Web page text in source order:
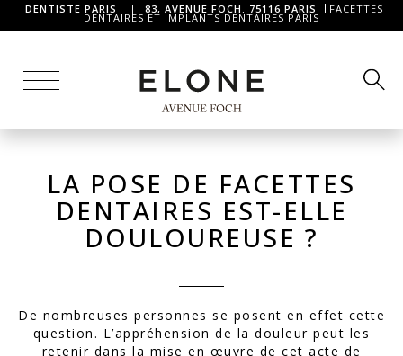
DENTISTE PARIS | 83, AVENUE FOCH. 75116 PARIS FACETTES
DENTAIRES ET IMPLANTS DENTAIRES PARIS
LA POSE DE FACETTES
DENTAIRES EST-ELLE
DOULOUREUSE ?
De nombreuses personnes se posent en effet cette
question. L’appréhension de la douleur peut les
retenir dans la mise en œuvre de cet acte de